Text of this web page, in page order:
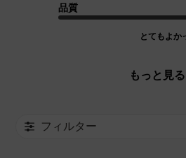
品質
とてもよか
もっと見る
フィルター